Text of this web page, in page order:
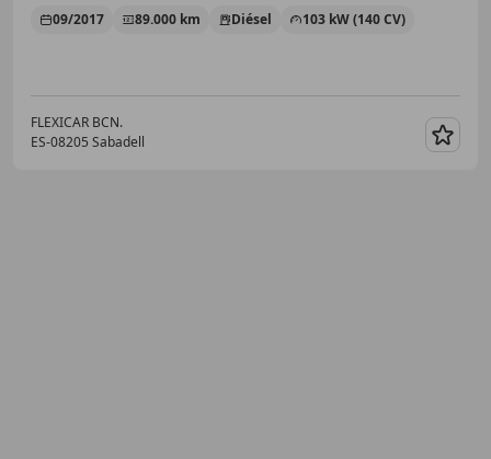
09/2017 89.000 km Diésel 103 kW (140 CV)
FLEXICAR BCN.
ES-08205 Sabadell